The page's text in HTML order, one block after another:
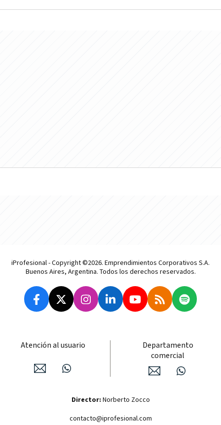
iProfesional - Copyright ©2026. Emprendimientos Corporativos S.A.
Buenos Aires, Argentina. Todos los derechos reservados.
Atención al usuario
Departamento
comercial
Director: Norberto Zocco
contacto@iprofesional.com